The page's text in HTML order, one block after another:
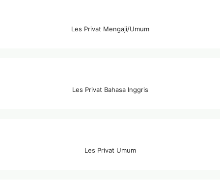
Les Privat Mengaji/Umum
Les Privat Bahasa Inggris
Les Privat Umum